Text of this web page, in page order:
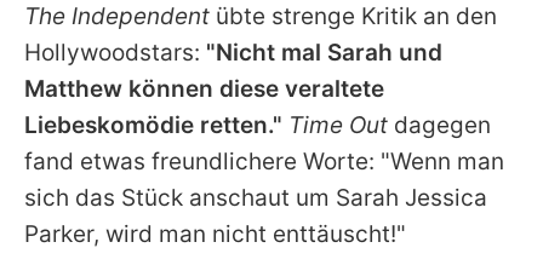
The Independent übte strenge Kritik an den
Hollywoodstars: "Nicht mal Sarah und
Matthew können diese veraltete
Liebeskomödie retten." Time Out dagegen
fand etwas freundlichere Worte: "Wenn man
sich das Stück anschaut um Sarah Jessica
Parker, wird man nicht enttäuscht!"